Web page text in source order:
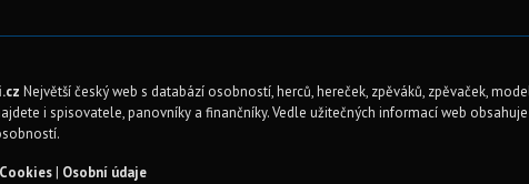
Největší český web s databází osobností, herců, hereček, zpěváků, zpěvaček,
i spisovatele, panovníky a finančníky. Vedle užitečných informací web
Cookies| Osobní údaje